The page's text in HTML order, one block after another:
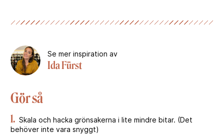
Se mer inspiration av
Ida Fürst
Gör så
1. Skala och hacka grönsakerna i lite mindre bitar. (Det
behöver inte vara snyggt)